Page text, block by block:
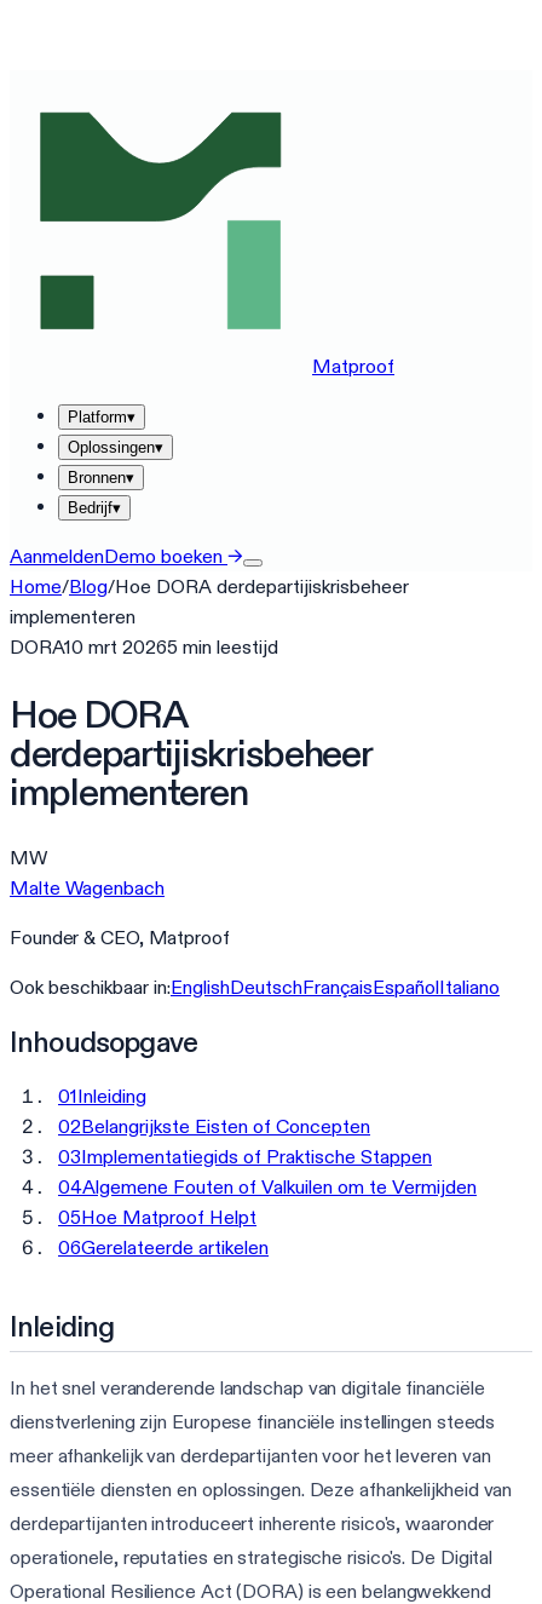
Matproof
Platform▾
Oplossingen▾
Bronnen▾
Bedrijf▾
AanmeldenDemo boeken →
Home/Blog/Hoe DORA derdepartijiskrisbeheer
implementeren
DORA10 mrt 20265 min leestijd
Hoe DORA
derdepartijiskrisbeheer
implementeren
MW
Malte Wagenbach
Founder & CEO, Matproof
Ook beschikbaar in:EnglishDeutschFrançaisEspañolItaliano
Inhoudsopgave
01Inleiding
02Belangrijkste Eisten of Concepten
03Implementatiegids of Praktische Stappen
04Algemene Fouten of Valkuilen om te Vermijden
05Hoe Matproof Helpt
06Gerelateerde artikelen
Inleiding
In het snel veranderende landschap van digitale financiële
dienstverlening zijn Europese financiële instellingen steeds
meer afhankelijk van derdepartijanten voor het leveren van
essentiële diensten en oplossingen. Deze afhankelijkheid van
derdepartijanten introduceert inherente risico's, waaronder
operationele, reputaties en strategische risico's. De Digital
Operational Resilience Act (DORA) is een belangwekkend